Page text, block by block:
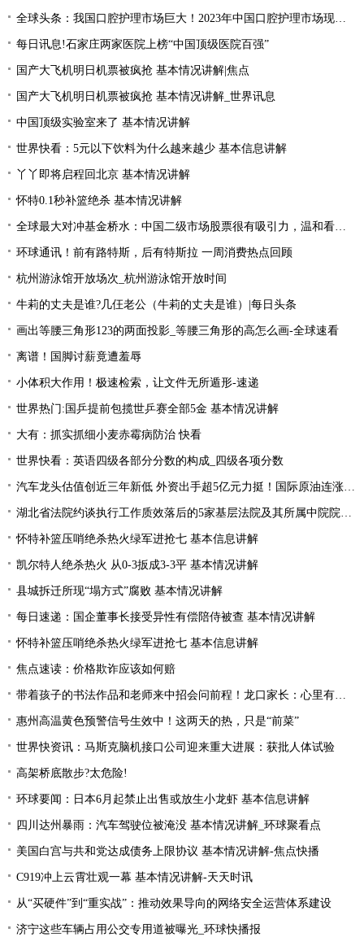
全球头条：我国口腔护理市场巨大！2023年中国口腔护理市场现状分析
每日讯息!石家庄两家医院上榜“中国顶级医院百强”
国产大飞机明日机票被疯抢 基本情况讲解|焦点
国产大飞机明日机票被疯抢 基本情况讲解_世界讯息
中国顶级实验室来了 基本情况讲解
世界快看：5元以下饮料为什么越来越少 基本信息讲解
丫丫即将启程回北京 基本情况讲解
怀特0.1秒补篮绝杀 基本情况讲解
全球最大对冲基金桥水：中国二级市场股票很有吸引力，温和看多中国资产|全球简讯
环球通讯！前有路特斯，后有特斯拉 一周消费热点回顾
杭州游泳馆开放场次_杭州游泳馆开放时间
牛莉的丈夫是谁?几仼老公（牛莉的丈夫是谁）|每日头条
画出等腰三角形123的两面投影_等腰三角形的高怎么画-全球速看
离谱！国脚讨薪竟遭羞辱
小体积大作用！极速检索，让文件无所遁形-速递
世界热门:国乒提前包揽世乒赛全部5金 基本情况讲解
大有：抓实抓细小麦赤霉病防治 快看
世界快看：英语四级各部分分数的构成_四级各项分数
汽车龙头估值创近三年新低 外资出手超5亿元力挺！国际原油连涨两周 “聪明资金”加仓能源行业
湖北省法院约谈执行工作质效落后的5家基层法院及其所属中院院长|当前焦点
怀特补篮压哨绝杀热火绿军进抢七 基本信息讲解
凯尔特人绝杀热火 从0-3扳成3-3平 基本情况讲解
县城拆迁所现“塌方式”腐败 基本情况讲解
每日速递：国企董事长接受异性有偿陪侍被查 基本情况讲解
怀特补篮压哨绝杀热火绿军进抢七 基本信息讲解
焦点速读：价格欺诈应该如何赔
带着孩子的书法作品和老师来中招会问前程！龙口家长：心里有底了
惠州高温黄色预警信号生效中！这两天的热，只是“前菜”
世界快资讯：马斯克脑机接口公司迎来重大进展：获批人体试验
高架桥底散步?太危险!
环球要闻：日本6月起禁止出售或放生小龙虾 基本信息讲解
四川达州暴雨：汽车驾驶位被淹没 基本情况讲解_环球聚看点
美国白宫与共和党达成债务上限协议 基本情况讲解-焦点快播
C919冲上云霄壮观一幕 基本情况讲解-天天时讯
从“买硬件”到“重实战”：推动效果导向的网络安全运营体系建设
济宁这些车辆占用公交专用道被曝光_环球快播报